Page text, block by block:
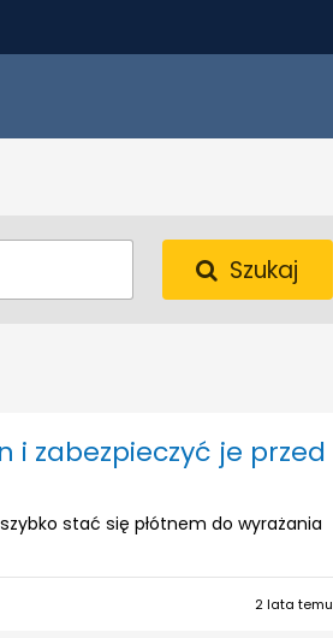
Szukaj
i zabezpieczyć je przed
stać się płótnem do wyrażania
2 lata temu